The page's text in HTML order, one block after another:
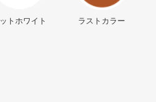
トホワイト ラストカラー